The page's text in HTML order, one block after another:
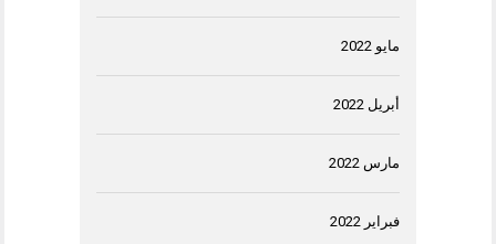
مايو 2022
أبريل 2022
مارس 2022
فبراير 2022